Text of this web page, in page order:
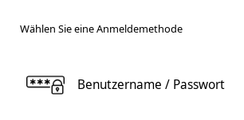
Wählen Sie eine Anmeldemethode
Benutzername / Passwort